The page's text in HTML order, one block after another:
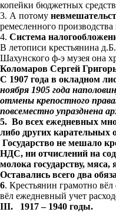
копейки бюджетных
3. А потому
ремесленного
4. Система
В летописи крестьянина
Шахунского ф-э музея она
Коломаров Сергей
С 1907 года в окладном
ноября 1905 года
отмены крепостного
повсеместно упразднена
5. Во всех ежедневных
либо других карательных
Государство не мешало
НДС, ни отчислений на
молока государству,
Оставались всего два
6. Крестьянин грамотно
вёл ежедневный учет
III. 1917 – 1940 годы.